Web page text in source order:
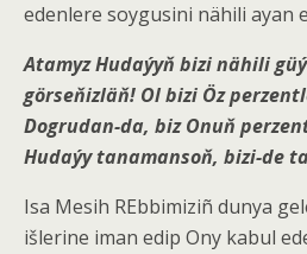
edenlere soygusini nähili ayan
Atamyz Hudaýyň bizi nähili
görseňizläň! Ol bizi Öz
Dogrudan-da, biz Onuň
Hudaýy tanamansoň, bizi-de
Isa Mesih REbbimiziñ dunya
išlerine iman edip Ony kabul